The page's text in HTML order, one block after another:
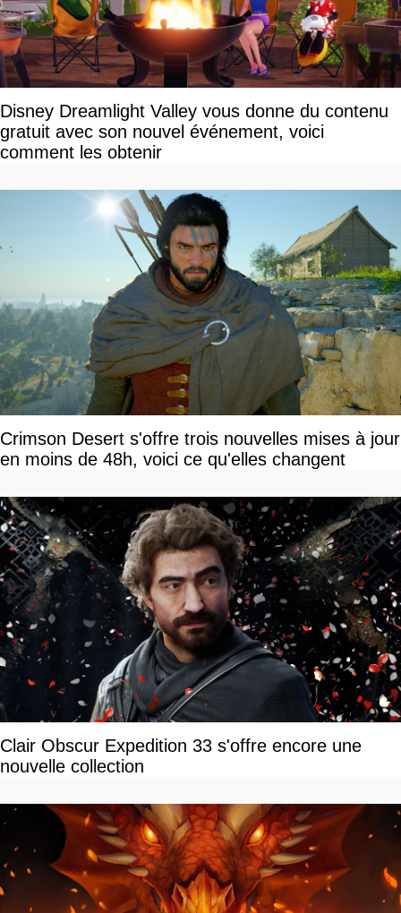
Disney Dreamlight Valley vous donne du contenu
gratuit avec son nouvel événement, voici
comment les obtenir
Crimson Desert s'offre trois nouvelles mises à jour
en moins de 48h, voici ce qu'elles changent
Clair Obscur Expedition 33 s'offre encore une
nouvelle collection